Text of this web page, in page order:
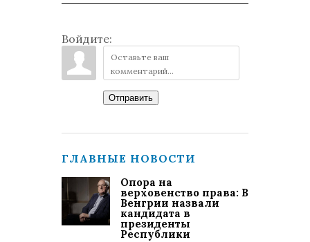
Войдите:
Отправить
ГЛАВНЫЕ НОВОСТИ
Опора на
верховенство права: В
Венгрии назвали
кандидата в
президенты
Республики